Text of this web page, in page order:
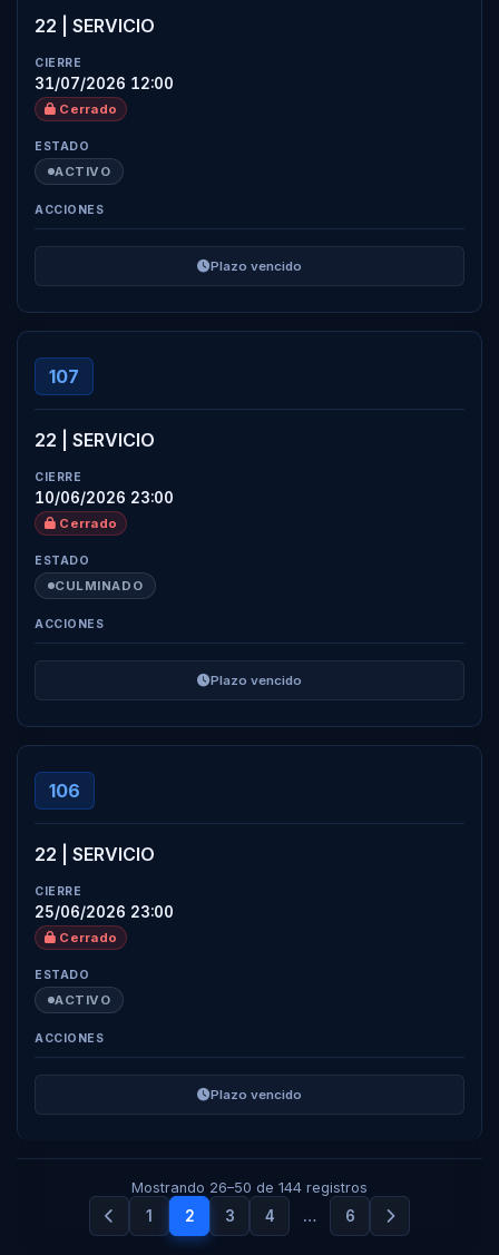
22 | SERVICIO
31/07/2026 12:00
Cerrado
ACTIVO
Plazo vencido
107
22 | SERVICIO
10/06/2026 23:00
Cerrado
CULMINADO
Plazo vencido
106
22 | SERVICIO
25/06/2026 23:00
Cerrado
ACTIVO
Plazo vencido
Mostrando 26–50 de 144 registros
1 2 3 4 … 6